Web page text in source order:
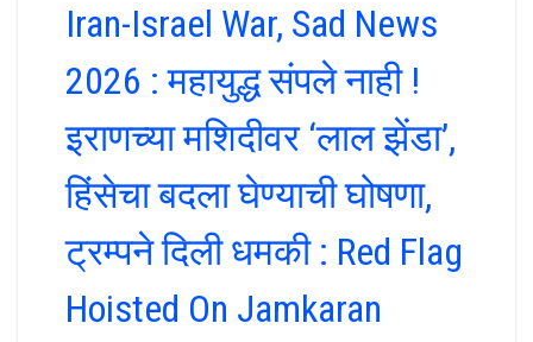
Iran-Israel War, Sad News
2026 : महायुद्ध संपले नाही !
इराणच्या मशिदीवर ‘लाल झेंडा’,
हिंसेचा बदला घेण्याची घोषणा,
ट्रम्पने दिली धमकी : Red Flag
Hoisted On Jamkaran